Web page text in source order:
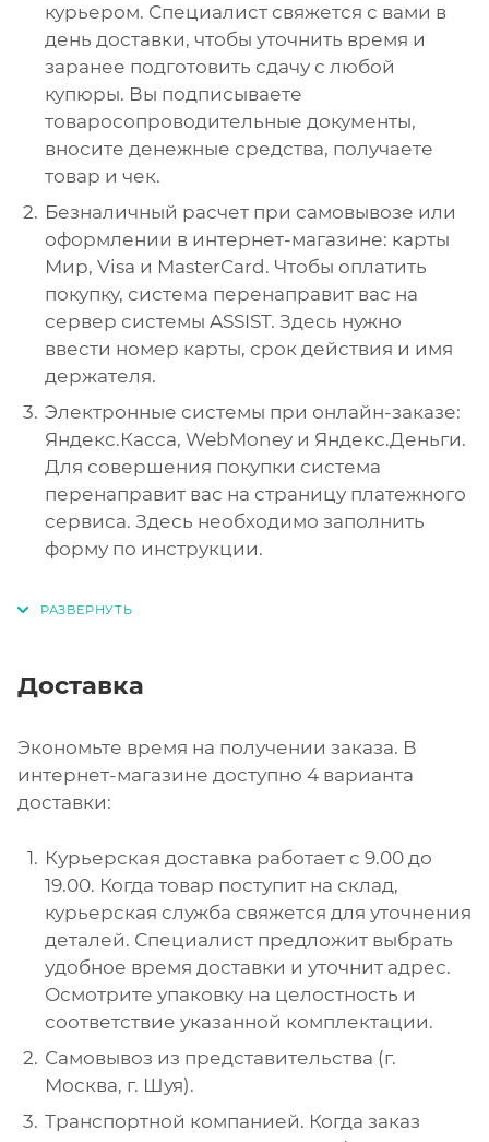
курьером. Специалист свяжется с вами в
день доставки, чтобы уточнить время и
заранее подготовить сдачу с любой
купюры. Вы подписываете
товаросопроводительные документы,
вносите денежные средства, получаете
товар и чек.
Безналичный расчет при самовывозе или
оформлении в интернет-магазине: карты
Мир, Visa и MasterCard. Чтобы оплатить
покупку, система перенаправит вас на
сервер системы ASSIST. Здесь нужно
ввести номер карты, срок действия и имя
держателя.
Электронные системы при онлайн-заказе:
Яндекс.Касса, WebMoney и Яндекс.Деньги.
Для совершения покупки система
перенаправит вас на страницу платежного
сервиса. Здесь необходимо заполнить
форму по инструкции.
Доставка
Экономьте время на получении заказа. В
интернет-магазине доступно 4 варианта
доставки:
Курьерская доставка работает с 9.00 до
19.00. Когда товар поступит на склад,
курьерская служба свяжется для уточнения
деталей. Специалист предложит выбрать
удобное время доставки и уточнит адрес.
Осмотрите упаковку на целостность и
соответствие указанной комплектации.
Самовывоз из представительства (г.
Москва, г. Шуя).
Транспортной компанией. Когда заказ